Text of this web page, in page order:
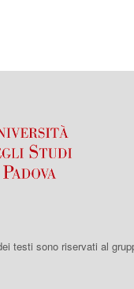
testi sono riservati al